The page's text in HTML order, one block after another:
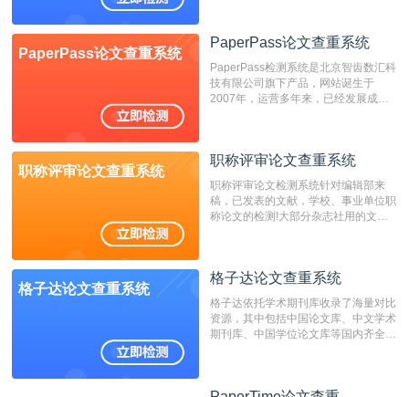
检测系统，其真实性和权威性无可厚
非。其次，相对于知网而言，万方检测
费用少，上手容易，是学生初次论文查
重的推荐系统。
PaperPass论文查重系统
PaperPass论文查重系统
PaperPass检测系统是北京智齿数汇科
技有限公司旗下产品，网站诞生于
2007年，运营多年来，已经发展成为
检测速度快、精度高，市场反映良好。
职称评审论文查重系统
职称评审论文查重系统
职称评审论文检测系统针对编辑部来
稿，已发表的文献，学校、事业单位职
称论文的检测!大部分杂志社用的文献
编辑部检测来稿和已发表的文献,检测
测时注意填写第一作者,才能排除已发
表文献复制比。（限制字符数1万）
格子达论文查重系统
格子达论文查重系统
格子达依托学术期刊库收录了海量对比
资源，其中包括中国论文库、中文学术
期刊库、中国学位论文库等国内齐全的